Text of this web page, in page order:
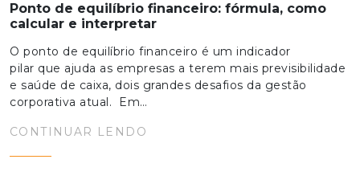
Ponto de equilíbrio financeiro: fórmula, como
calcular e interpretar
O ponto de equilíbrio financeiro é um indicador
pilar que ajuda as empresas a terem mais previsibilidade
e saúde de caixa, dois grandes desafios da gestão
corporativa atual. Em…
CONTINUAR LENDO